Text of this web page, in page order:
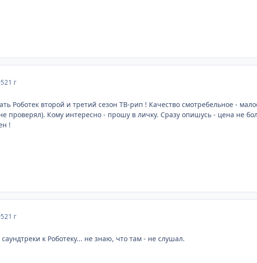
21 г
Роботек второй и третий сезон ТВ-рип ! Качество смотребельное -
проверял). Кому интересно - прошу в личку. Сразу опишусь - цена не
!
21 г
саундтреки к Роботеку... не знаю, что там - не слушал.